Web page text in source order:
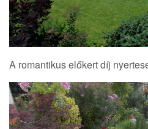
A romantikus előkert díj